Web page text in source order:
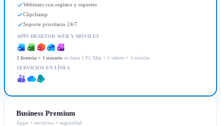
Webinars con registro y reportes
Clipchamp
Soporte prioritario 24/7
APPS DESKTOP, WEB Y MÓVILES
1 licencia = 1 usuario en hasta 5 PC/Mac + 5 tablets + 5 móviles
SERVICIOS EN LÍNEA
Business Premium
Apps + servicios + seguridad